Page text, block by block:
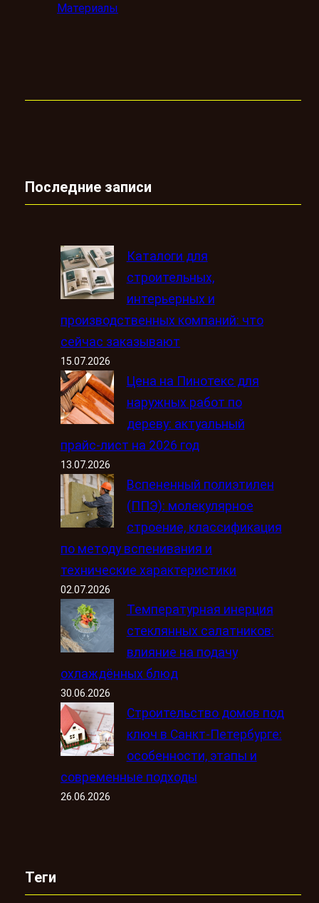
Материалы
Последние записи
Каталоги для
строительных,
интерьерных и
производственных компаний: что
сейчас заказывают
15.07.2026
Цена на Пинотекс для
наружных работ по
дереву: актуальный
прайс-лист на 2026 год
13.07.2026
Вспененный полиэтилен
(ППЭ): молекулярное
строение, классификация
по методу вспенивания и
технические характеристики
02.07.2026
Температурная инерция
стеклянных салатников:
влияние на подачу
охлаждённых блюд
30.06.2026
Строительство домов под
ключ в Санкт-Петербурге:
особенности, этапы и
современные подходы
26.06.2026
Теги